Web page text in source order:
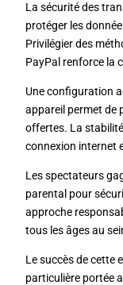
La sécurité des
protéger les
Privilégier des
PayPal renforce la
Une configuration
appareil permet de
offertes. La
connexion internet
Les spectateurs
parental pour
approche
tous les âges au
Le succès de cette
particulière portée